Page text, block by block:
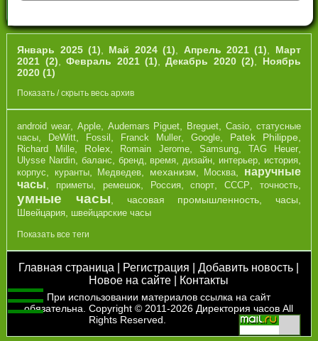
Январь 2025 (1), Май 2024 (1), Апрель 2021 (1), Март
2021 (2),Февраль 2021 (1),Декабрь 2020 (2), Ноябрь
2020 (1)
Показать / скрыть весь архив
android wear Apple, Audemars Piguet Breguet Casio, cтатусные
часы
DeWitt Fossil Franck Muller, Google, Patek Philippe
Richard Mille Rolex Romain Jerome, Samsung, TAG Heuer,
Ulysse Nardin баланс бренд время дизайн интерьер, история,
корпус куранты, Медведев механизм Москва
наручные
часы
приметы ремешок, Россия,спорт СССР точность,
умные часы часовая промышленность часы
Швейцария швейцарские часы
Показать все теги
Главная страница Регистрация |Добавить новость
Новое на сайте
Контакты
При использовании материалов ссылка на сайт
обязательна. Copyright © 2011-2026Директория часов All
Rights Reserved.